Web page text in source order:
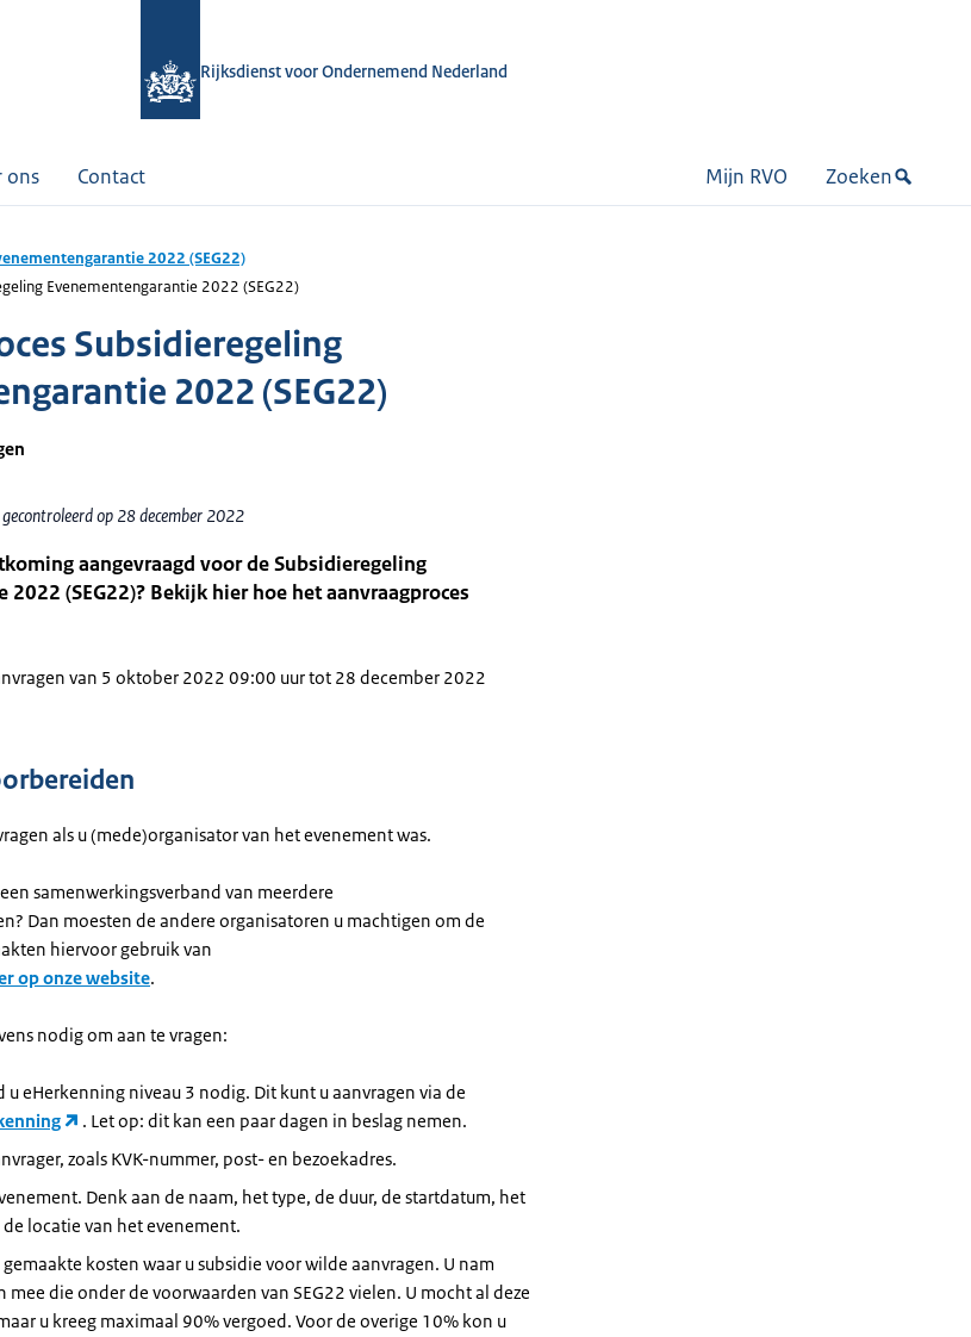
Rijksdienst voor Ondernemend Nederland
ons Contact Mijn RVO Zoeken
2022 (SEG22)
Evenementengarantie 2022 (SEG22)
Subsidieregeling
2022 (SEG22)
op 28 december 2022
aangevraagd voor de Subsidieregeling
2022 (SEG22)? Bekijk hier hoe het aanvraagproces
van 5 oktober 2022 09:00 uur tot 28 december 2022
als u (mede)organisator van het evenement was.
samenwerkingsverband van meerdere
Dan moesten de andere organisatoren u machtigen om de
hiervoor gebruik van
op onze website.
nodig om aan te vragen:
u eHerkenning niveau 3 nodig. Dit kunt u aanvragen via de
. Let op: dit kan een paar dagen in beslag nemen.
zoals KVK-nummer, post- en bezoekadres.
Denk aan de naam, het type, de duur, de startdatum, het
locatie van het evenement.
kosten waar u subsidie voor wilde aanvragen. U nam
die onder de voorwaarden van SEG22 vielen. U mocht al deze
u kreeg maximaal 90% vergoed. Voor de overige 10% kon u